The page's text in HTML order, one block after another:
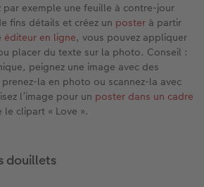
exemple une feuille à contre-jour
fins détails et créez un poster à partir
éditeur en ligne, vous pouvez appliquer
placer du texte sur la photo. Conseil :
peignez une image avec des
la en photo ou scannez-la avec
l’image pour un poster dans un cadre
clipart « Love ».
douillets